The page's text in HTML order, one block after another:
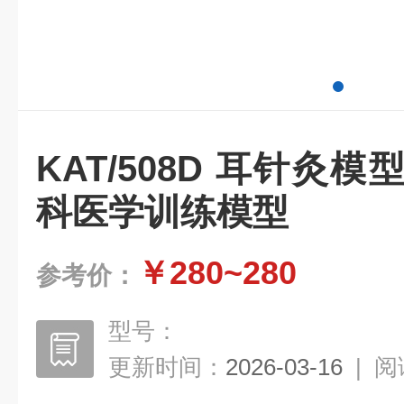
KAT/508D 耳针灸模
科医学训练模型
参考价： ￥280~280
型号：
更新时间： 2026-03-16 | 阅